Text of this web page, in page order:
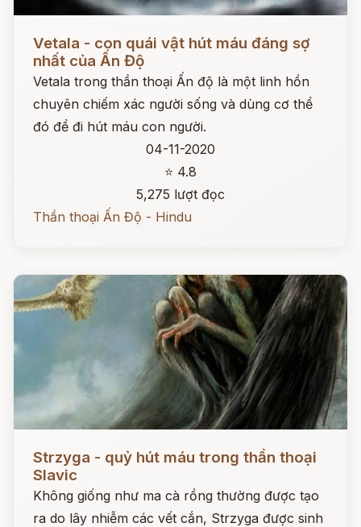
Vetala - con quái vật hút máu đáng sợ
nhất của Ấn Độ
Vetala trong thần thoại Ấn độ là một linh hồn
chuyên chiếm xác người sống và dùng cơ thể
đó để đi hút máu con người.
04-11-2020
⭐ 4.8
5,275 lượt đọc
Thần thoại Ấn Độ - Hindu
Strzyga - quỷ hút máu trong thần thoại
Slavic
Không giống như ma cà rồng thường được tạo
ra do lây nhiễm các vết cắn, Strzyga được sinh